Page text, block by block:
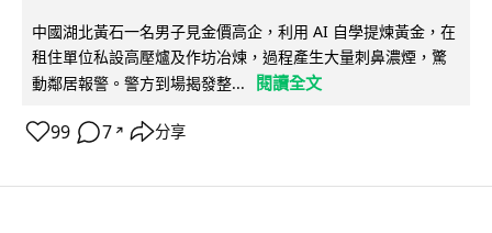
中國湖北黃石一名男子見金價高企，利用 AI 自學提煉黃金，在
租住單位私設高壓爐及作坊冶煉，過程產生大量刺鼻濃煙，驚
動鄰居報警。警方到場揭發整...
閱讀全文
99 7 ↗ 分享